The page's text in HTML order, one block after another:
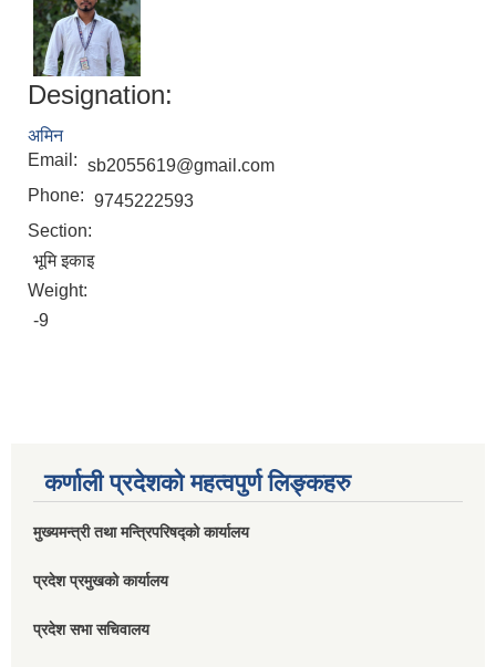
Designation:
अमिन
Email: sb2055619@gmail.com
Phone: 9745222593
Section:
भूमि इकाइ
Weight:
-9
कर्णाली प्रदेशको महत्वपुर्ण लिङ्कहरु
मुख्यमन्त्री तथा मन्त्रिपरिषद्को कार्यालय
प्रदेश प्रमुखको कार्यालय
प्रदेश सभा सचिवालय